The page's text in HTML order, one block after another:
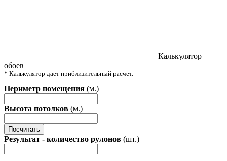
Калькулятор
обоев
* Калькулятор дает приблизительный расчет.
Периметр помещения (м.)
Высота потолков (м.)
Посчитать
Результат - количество рулонов (шт.)